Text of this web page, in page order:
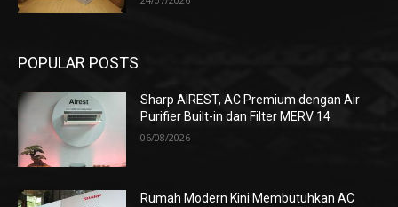
POPULAR POSTS
Sharp AIREST, AC Premium dengan Air
Purifier Built-in dan Filter MERV 14
06/08/2026
Rumah Modern Kini Membutuhkan AC